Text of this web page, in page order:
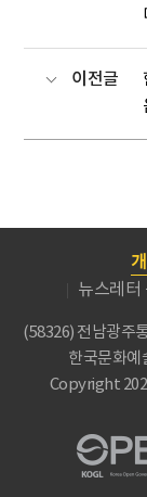
이전글
뉴스레터
(58326) 전남광주
한국문화예
Copyright